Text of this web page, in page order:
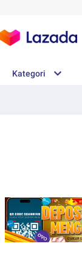
Kategori